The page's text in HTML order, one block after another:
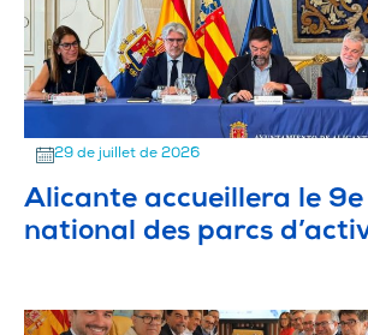
29 de juillet de 2026
Alicante accueillera le 9e
national des parcs